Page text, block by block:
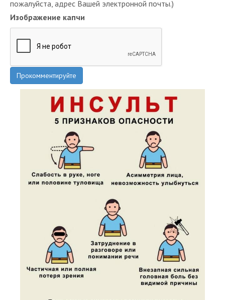
пожалуйста, адрес Вашей электронной почты.)
Изображение капчи
Прокомментируйте